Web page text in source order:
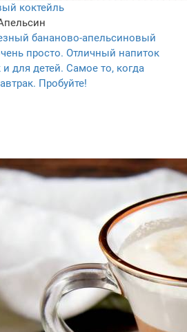
коктейль
бананово-апельсиновый
просто. Отличный напиток
для детей. Самое то, когда
Пробуйте!